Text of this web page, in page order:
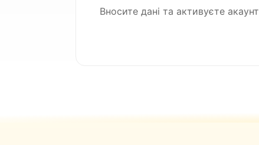
Вносите дані та активуєте акаунт